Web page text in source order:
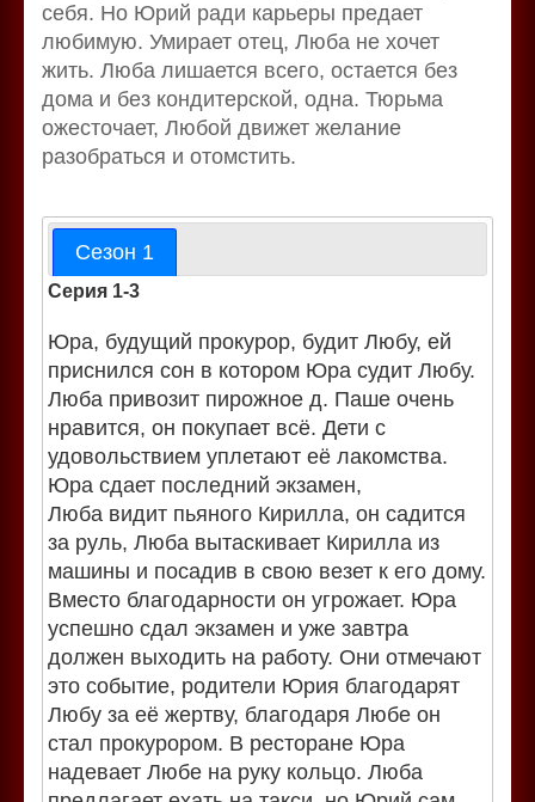
себя. Но Юрий ради карьеры предает
любимую. Умирает отец, Люба не хочет
жить. Люба лишается всего, остается без
дома и без кондитерской, одна. Тюрьма
ожесточает, Любой движет желание
разобраться и отомстить.
Сезон 1
Серия 1-3
Юра, будущий прокурор, будит Любу, ей
приснился сон в котором Юра судит Любу.
Люба привозит пирожное д. Паше очень
нравится, он покупает всё. Дети с
удовольствием уплетают её лакомства.
Юра сдает последний экзамен,
Люба видит пьяного Кирилла, он садится
за руль, Люба вытаскивает Кирилла из
машины и посадив в свою везет к его дому.
Вместо благодарности он угрожает. Юра
успешно сдал экзамен и уже завтра
должен выходить на работу. Они отмечают
это событие, родители Юрия благодарят
Любу за её жертву, благодаря Любе он
стал прокурором. В ресторане Юра
надевает Любе на руку кольцо. Люба